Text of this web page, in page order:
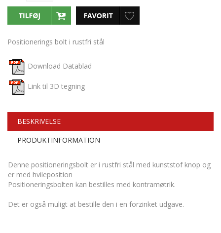
Positionerings bolt i rustfri stål
Download Datablad
Link til 3D tegning
BESKRIVELSE
PRODUKTINFORMATION
Denne positioneringsbolt er i rustfri stål med kunststof knop og
er med hvileposition
Positioneringsbolten kan bestilles med kontramøtrik.
Det er også muligt at bestille den i en forzinket udgave.